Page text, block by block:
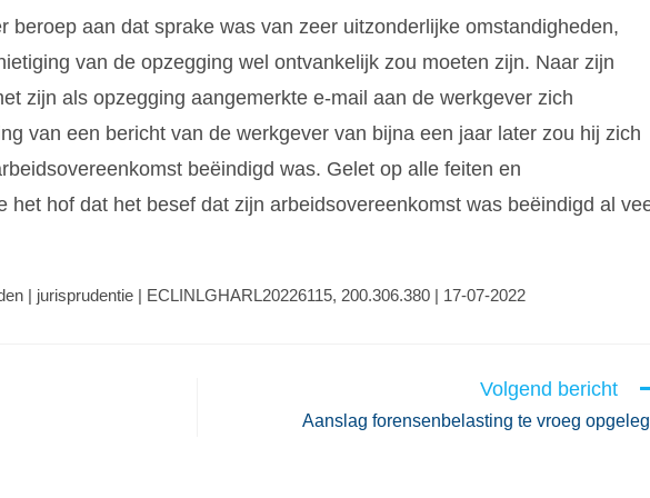
beroep aan dat sprake was van zeer uitzonderlijke omstandigheden,
van de opzegging wel ontvankelijk zou moeten zijn. Naar zijn
zijn als opzegging aangemerkte e-mail aan de werkgever zich
van een bericht van de werkgever van bijna een jaar later zou hij zich
beëindigd was. Gelet op alle feiten en
het hof dat het besef dat zijn arbeidsovereenkomst was beëindigd al
| jurisprudentie | ECLINLGHARL20226115, 200.306.380 | 17-07-2022
Volgend bericht
Aanslag forensenbelasting te vroeg